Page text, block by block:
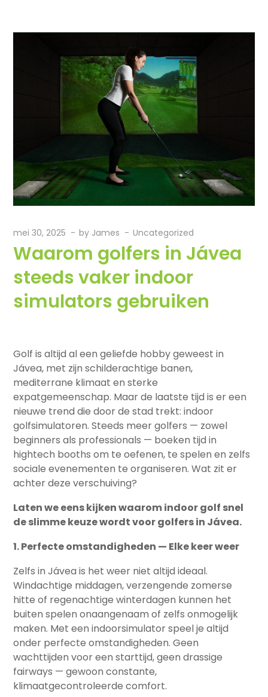
mei 30, 2025 by James Uncategorized
Waarom golfers in Jávea
steeds vaker indoor
simulators gebruiken
Golf is altijd al een geliefde hobby geweest in
Jávea, met zijn schilderachtige banen,
mediterrane klimaat en sterke
expatgemeenschap. Maar de laatste tijd is er een
nieuwe trend die door de stad trekt: indoor
golfsimulatoren. Steeds meer golfers — zowel
beginners als professionals — boeken tijd in
hightech booths om te oefenen, te spelen en zelfs
sociale evenementen te organiseren. Wat zit er
achter deze verschuiving?
Laten we eens kijken waarom indoor golf snel
de slimme keuze wordt voor golfers in Jávea.
1. Perfecte omstandigheden — Elke keer weer
Zelfs in Jávea is het weer niet altijd ideaal.
Windachtige middagen, verzengende zomerse
hitte of regenachtige winterdagen kunnen het
buiten spelen onaangenaam of zelfs onmogelijk
maken. Met een indoorsimulator speel je altijd
onder perfecte omstandigheden. Geen
wachttijden voor een starttijd, geen drassige
fairways — gewoon constante,
klimaatgecontroleerde comfort.